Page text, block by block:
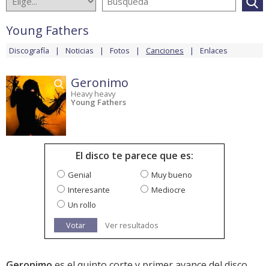
Young Fathers
Discografía Noticias Fotos Canciones Enlaces
Geronimo
Heavy heavy
Young Fathers
El disco te parece que es:
Genial
Muy bueno
Interesante
Mediocre
Un rollo
Votar
Ver resultados